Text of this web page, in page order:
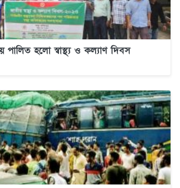
পালিত হলো স্বাস্থ্য ও কল্যাণ দিবস